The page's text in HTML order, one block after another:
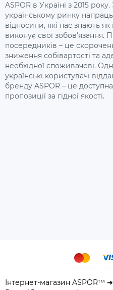
ASPOR в Україні з 2015
українському ринку
відносини, які нас знають
виконує свої зобов'язання.
посередників – це
зниження собівартості та
необхідної споживачеві.
українські користувачі
бренду ASPOR – це доступна
пропозиції за гідної якості.
Інтернет-магазин ASPOR™